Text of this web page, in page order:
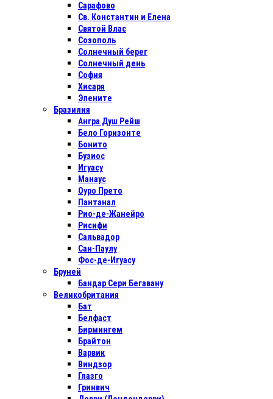
Сарафово
Св. Константин и Елена
Святой Влас
Созополь
Солнечный берег
Солнечный день
София
Хисаря
Элените
Бразилия
Ангра Душ Рейш
Бело Горизонте
Бонито
Бузиос
Игуасу
Манаус
Оуро Прето
Пантанал
Рио-де-Жанейро
Рисифи
Сальвадор
Сан-Паулу
Фос-де-Игуасу
Бруней
Бандар Сери Бегавану
Великобритания
Бат
Белфаст
Бирмингем
Брайтон
Варвик
Виндзор
Глазго
Гринвич